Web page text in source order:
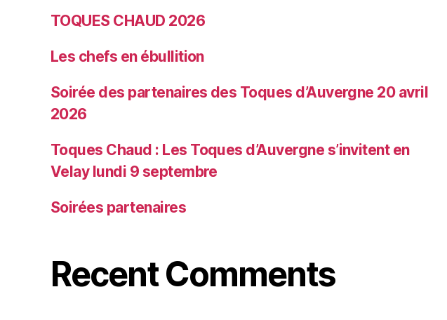
TOQUES CHAUD 2026
Les chefs en ébullition
Soirée des partenaires des Toques d’Auvergne 20 avril
2026
Toques Chaud : Les Toques d’Auvergne s’invitent en
Velay lundi 9 septembre
Soirées partenaires
Recent Comments